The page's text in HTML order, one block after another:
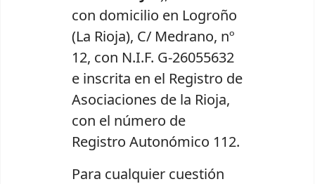
con domicilio en Logroño
(La Rioja), C/ Medrano, nº
12, con N.I.F. G-26055632
e inscrita en el Registro de
Asociaciones de la Rioja,
con el número de
Registro Autonómico 112.
Para cualquier cuestión